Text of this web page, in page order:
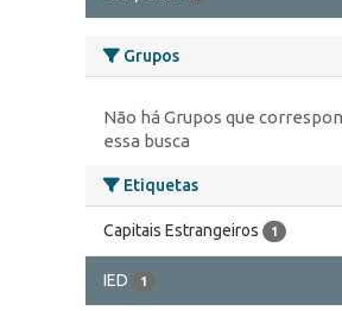
Grupos
Não há Grupos que
essa busca
Etiquetas
Capitais Estrangeiros 1
IED 1